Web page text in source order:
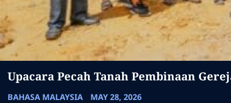
Upacara Pecah Tanah Pembinaan
BAHASA MALAYSIA MAY 28, 2026